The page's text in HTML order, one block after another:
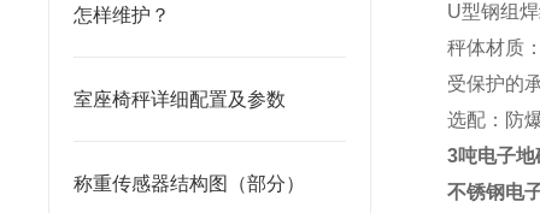
怎样维护？
室座椅秤详细配置及参数
称重传感器结构图（部分）
U型钢组
秤体材质
受保护的
选配：防
3吨电子
不锈钢电